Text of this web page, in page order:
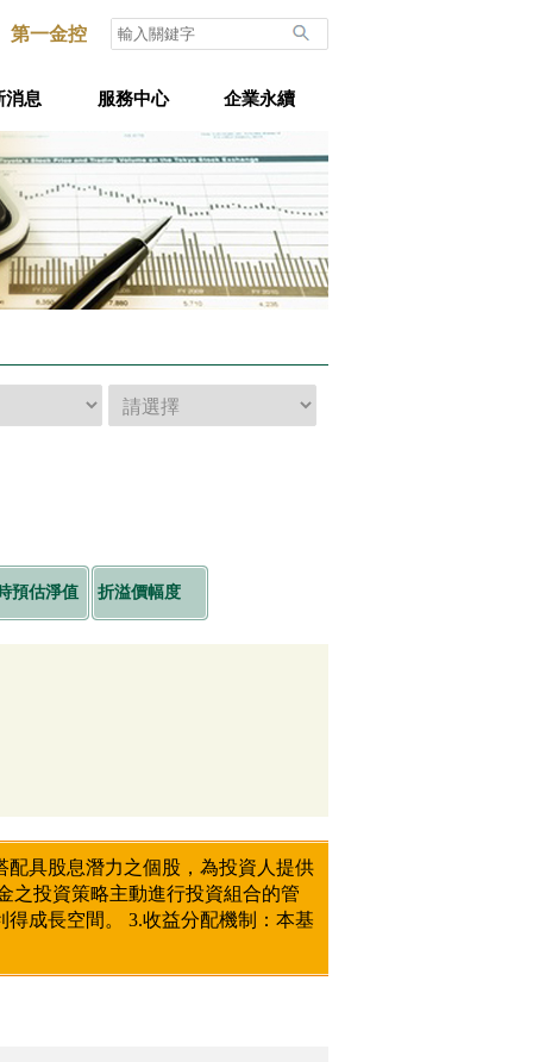
第一金控
消息 服務中心 企業永續
預估淨值 折溢價幅度
具股息潛力之個股，為投資人提供
之投資策略主動進行投資組合的管
成長空間。 3.收益分配機制：本基